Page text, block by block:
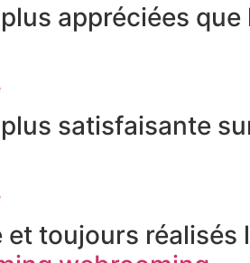
appréciées que
satisfaisante
toujours réalisés